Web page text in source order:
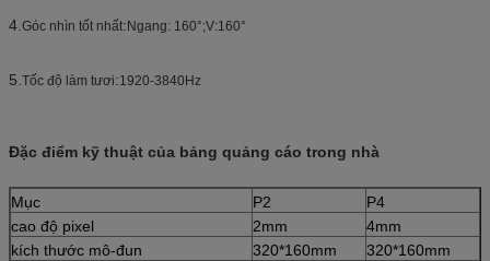
4. Góc nhìn tốt nhất:Ngang: 160°;V:160°
5. Tốc độ làm tươi:1920-3840Hz
Đặc điểm kỹ thuật của bảng quảng cáo trong nhà
Mục P2
P4
cao độ pixel
2mm
4mm
kích thước mô-đun
320*160mm
320*160mm